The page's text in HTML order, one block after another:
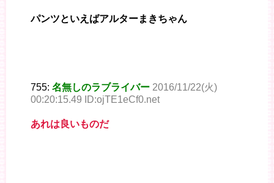
パンツといえばアルターまきちゃん
755: 名無しのラブライバー 2016/11/22(火)
00:20:15.49 ID:ojTE1eCf0.net
あれは良いものだ